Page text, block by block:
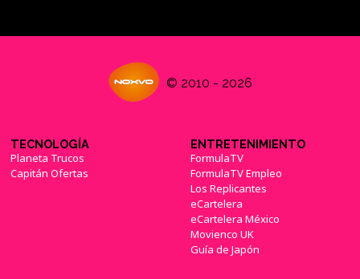
© 2010 - 2026
TECNOLOGÍA
Planeta Trucos
Capitán Ofertas
ENTRETENIMIENTO
FormulaTV
FormulaTV Empleo
Los Replicantes
eCartelera
eCartelera México
Movienco UK
Guía de Japón